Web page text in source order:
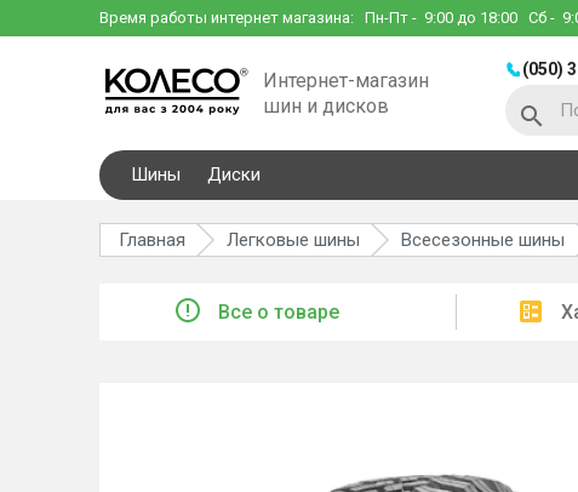
Время работы интернет магазина: Пн-Пт - 9:00 до 18:00 Сб -
Интернет-магазин
шин и дисков
(050)
Шины Диски
Главная Легковые шины Всесезонные шины
Все о товаре